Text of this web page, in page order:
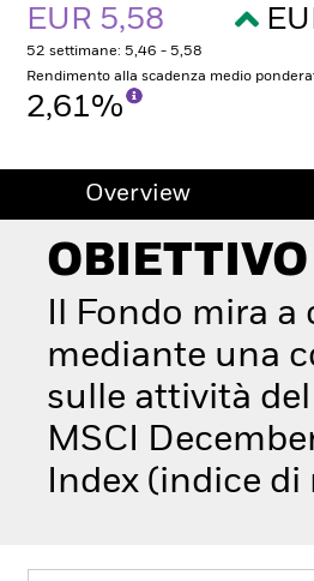
EUR 5,58
52 settimane: 5,46 - 5,58
Rendimento alla scadenza medio
2,61%
Overview
Il Fondo mira
mediante una
sulle attività
MSCI
Index (indice